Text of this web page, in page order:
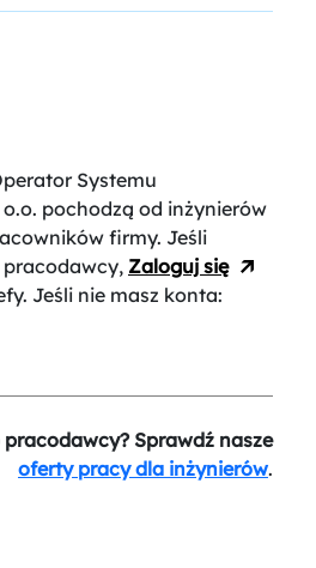
Systemu
pochodzą od inżynierów
firmy. Jeśli
Zaloguj się
Jeśli nie masz konta:
Sprawdź nasze
oferty pracy dla inżynierów.